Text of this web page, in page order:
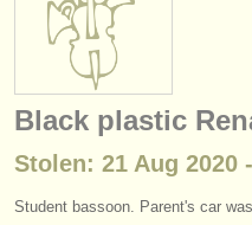
musikwettbewerbe
instrumentenverkauf
gestohlene
Black plastic
Stolen: 21 Aug 2020
Student bassoon. Parent's car